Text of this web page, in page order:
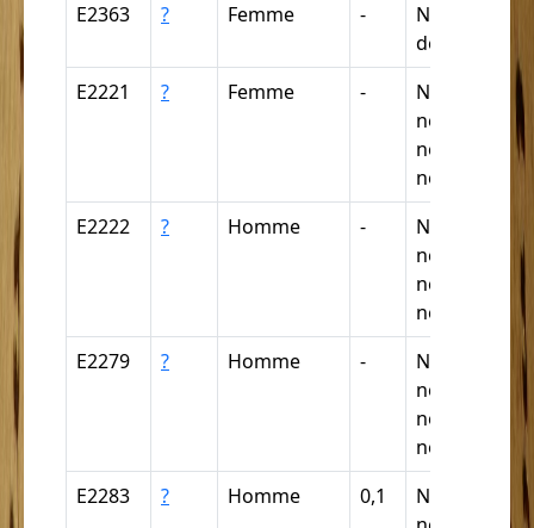
E2363
? Femme -
Nègre (par
déduction)
E2221
? Femme -
Nègre,
négresse,
négrillon,
négritte ...
E2222
? Homme -
Nègre,
négresse,
négrillon,
négritte ...
E2279
? Homme -
Nègre,
négresse,
négrillon,
négritte ...
E2283
? Homme 0,1
Nègre,